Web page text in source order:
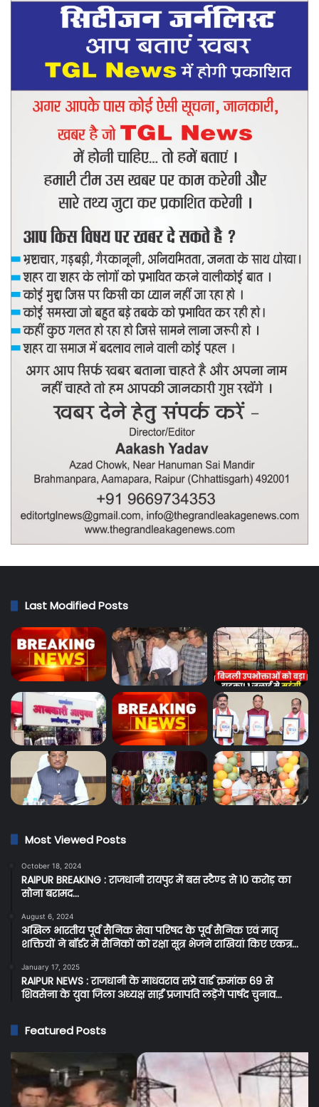
Last Modified Posts
Most Viewed Posts
October 18, 2024
RAIPUR BREAKING : राजधानी रायपुर में बस स्टैण्ड से 10 करोड़ का
सोना बरामद…
August 6, 2024
अखिल भारतीय पूर्व सैनिक सेवा परिषद के पूर्व सैनिक एवं मातृ
शक्तियों ने बॉर्डर में सैनिकों को रक्षा सूत्र भेजने राखियां किए एकत्र…
January 17, 2025
RAIPUR NEWS : राजधानी के माधवराव सप्रे वार्ड क्रमांक 69 से
शिवसेना के युवा जिला अध्यक्ष साईं प्रजापति लड़ेंगे पार्षद चुनाव…
Featured Posts
Cg
Breaking:
प्रदेश